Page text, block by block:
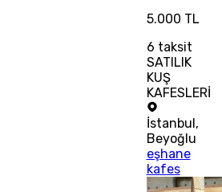
5.000 TL
6 taksit
SATILIK
KUŞ
KAFESLERİ
İstanbul ,
Beyoğlu
eşhane
kafes